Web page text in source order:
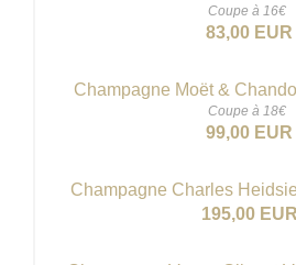
Coupe à 16€
83,00 EUR
Champagne Moët &
Coupe à 18€
99,00 EUR
Champagne Charles
195,00 EUR